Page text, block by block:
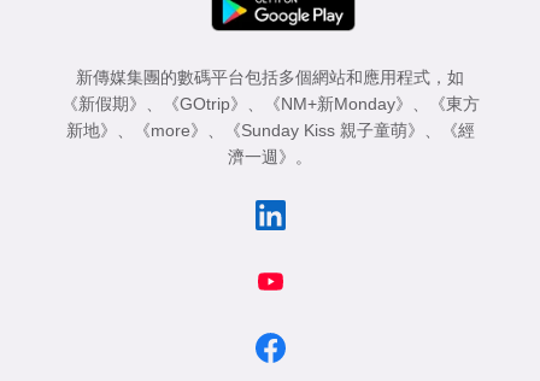
新傳媒集團的數碼平台包括多個網站和應用程式，如
《新假期》
《GOtrip》 《NM+新Monday》
《東方
新地》
《more》 《Sunday Kiss 親子童萌》
《經
濟一週》
。